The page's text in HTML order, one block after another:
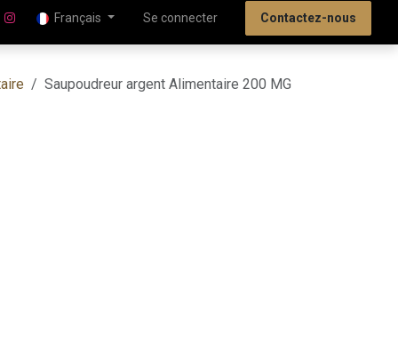
Français Se connecter Contactez-nous
Saupoudreur argent Alimentaire 200 MG